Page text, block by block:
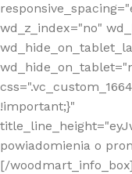
wd_z_index="no"
!important;}"
powiadomienia o
[/